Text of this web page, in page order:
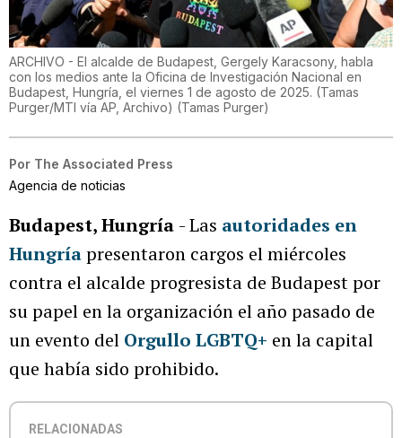
ARCHIVO - El alcalde de Budapest, Gergely Karacsony, habla
con los medios ante la Oficina de Investigación Nacional en
Budapest, Hungría, el viernes 1 de agosto de 2025. (Tamas
Purger/MTI vía AP, Archivo) (Tamas Purger)
Por The Associated Press
Agencia de noticias
Budapest, Hungría - Las autoridades en
Hungríapresentaron cargos el miércoles
contra el alcalde progresista de Budapest por
su papel en la organización el año pasado de
un evento del Orgullo LGBTQ+ en la capital
que había sido prohibido.
RELACIONADAS